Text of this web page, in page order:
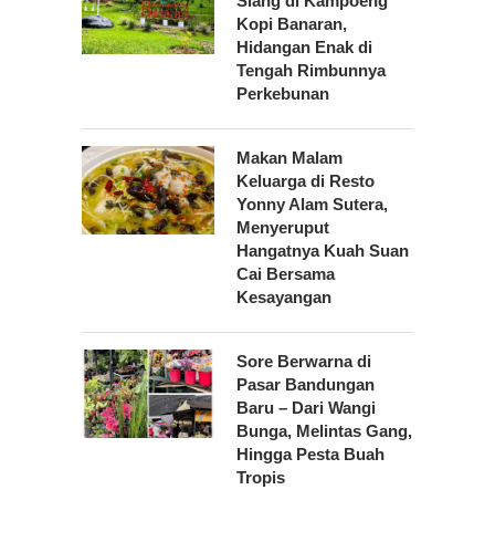
Kopi Banaran,
Hidangan Enak di
Tengah Rimbunnya
Perkebunan
Makan Malam
Keluarga di Resto
Yonny Alam Sutera,
Menyeruput
Hangatnya Kuah Suan
Cai Bersama
Kesayangan
Sore Berwarna di
Pasar Bandungan
Baru – Dari Wangi
Bunga, Melintas Gang,
Hingga Pesta Buah
Tropis